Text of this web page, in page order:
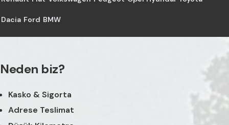
Dacia Ford BMW
Neden biz?
Kasko & Sigorta
Adrese Teslimat